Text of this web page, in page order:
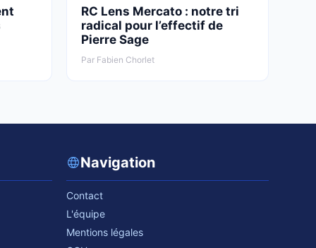
RC Lens Mercato : notre tri
radical pour l’effectif de
Pierre Sage
Par Fabien Chorlet
Navigation
Contact
L'équipe
Mentions légales